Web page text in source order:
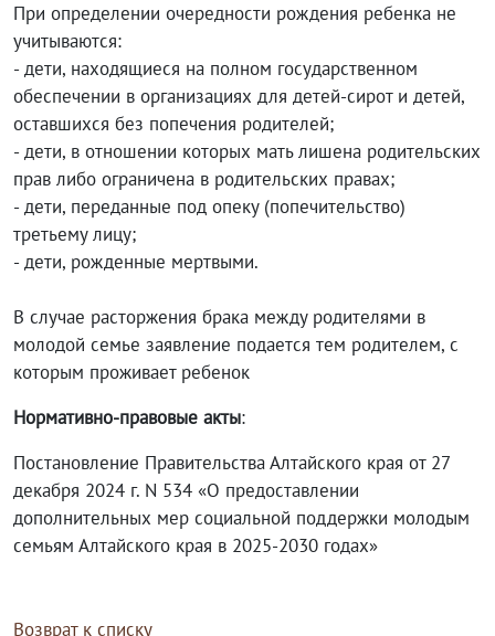
При определении очередности рождения ребенка не
учитываются:
- дети, находящиеся на полном государственном
обеспечении в организациях для детей-сирот и детей,
оставшихся без попечения родителей;
- дети, в отношении которых мать лишена родительских
прав либо ограничена в родительских правах;
- дети, переданные под опеку (попечительство)
третьему лицу;
- дети, рожденные мертвыми.
В случае расторжения брака между родителями в
молодой семье заявление подается тем родителем, с
которым проживает ребенок
Нормативно-правовые акты:
Постановление Правительства Алтайского края от 27
декабря 2024 г. N 534 «О предоставлении
дополнительных мер социальной поддержки молодым
семьям Алтайского края в 2025-2030 годах»
Возврат к списку